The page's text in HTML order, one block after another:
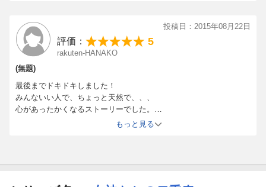
投稿日：2015年08月22日
評価： 5
rakuten-HANAKO
(無題)
最後までドキドキしました！
みんないい人で、ちょっと天然で、、、
心があったかくなるストーリーでした。
もっと見る